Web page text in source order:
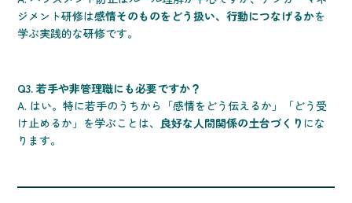
ジメント研修は感情そのものをどう扱い、行動につなげるかを
学ぶ実践的な研修です。
Q3. 若手や非管理職にも必要ですか？
A. はい。特に若手のうちから「感情をどう伝えるか」「どう受
け止めるか」を学ぶことは、 良好な人間関係の土台づくり にな
ります。